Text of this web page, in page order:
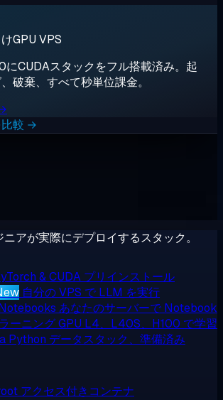
GPU VPS
CUDAスタックをフル搭載済み。起
破棄、すべて秒単位課金。
比較 →
アが実際にデプロイするスタック。
& CUDA プリインストール
自分の VPS で LLM を実行
あなたのサーバーで Notebook
ーニング GPU L4、L40S、H100 で学習
Python データスタック、準備済み
アクセス付きコンテナ